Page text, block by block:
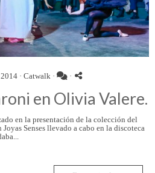
· Catwalk · ·
en Olivia Valere.
en la presentación de la colección del
Senses llevado a cabo en la discoteca